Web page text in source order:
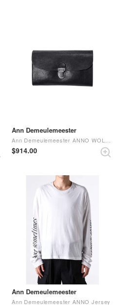
Ann Demeulemeester
$‌914.00
Ann Demeulemeester
Ann Demeulemeester ANNO Jersey